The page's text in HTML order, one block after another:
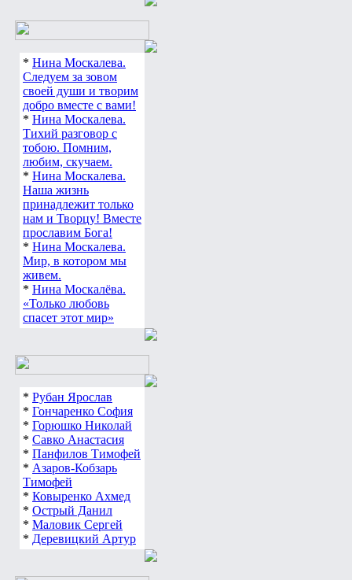
* Нина Москалева.
Следуем за зовом
своей души и творим
добро вместе с вами!
* Нина Москалева.
Тихий разговор с
тобою. Помним,
любим, скучаем.
* Нина Москалева.
Наша жизнь
принадлежит только
нам и Творцу! Вместе
прославим Бога!
* Нина Москалева.
Мир, в котором мы
живем.
* Нина Москалёва.
«Только любовь
спасет этот мир»
* Рубан Ярослав
* Гончаренко София
* Горюшко Николай
* Савко Анастасия
* Панфилов Тимофей
* Азаров-Кобзарь
Тимофей
* Ковыренко Ахмед
* Острый Данил
* Маловик Сергей
* Деревицкий Артур